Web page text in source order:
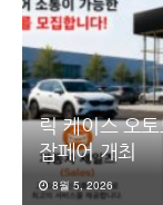
릭 케이스 오
잡페어 개최
8월 5, 2026